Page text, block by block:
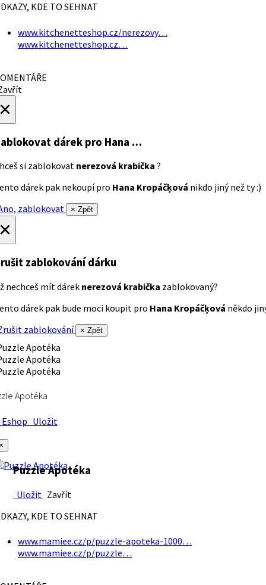
KDE TO SEHNAT
www.kitchenetteshop.cz/nerezovy…
www.kitchenetteshop.cz…
dárek pro Hana …
si zablokovat nerezová krabička ?
dárek pak nekoupí pro Hana Kropáčķová nikdo jiný než ty :)
zablokovat
× Zpět
zablokování dárku
nechceš mít dárek nerezová krabička zablokovaný?
dárek pak bude moci koupit pro Hana Kropáčķová někdo
zablokování
× Zpět
Apotéka
Uložit
Puzzle Apotéka
Uložit Zavřít
KDE TO SEHNAT
www.mamiee.cz/p/puzzle-apoteka-1000…
www.mamiee.cz/p/puzzle…